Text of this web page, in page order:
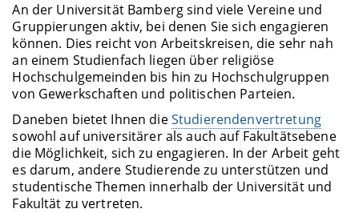
An der Universität Bamberg sind viele Vereine und
Gruppierungen aktiv, bei denen Sie sich engagieren
können. Dies reicht von Arbeitskreisen, die sehr nah
an einem Studienfach liegen über religiöse
Hochschulgemeinden bis hin zu Hochschulgruppen
von Gewerkschaften und politischen Parteien.
Daneben bietet Ihnen dieStudierendenvertretung
sowohl auf universitärer als auch auf Fakultätsebene
die Möglichkeit, sich zu engagieren. In der Arbeit geht
es darum, andere Studierende zu unterstützen und
studentische Themen innerhalb der Universität und
Fakultät zu vertreten.